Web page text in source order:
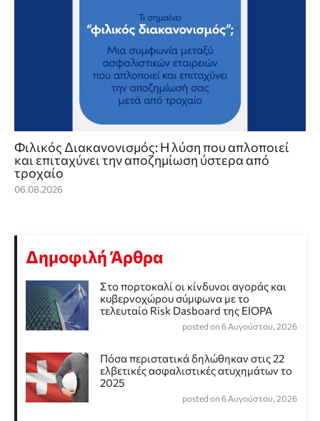
Φιλικός Διακανονισμός: Η λύση που απλοποιεί
και επιταχύνει την αποζημίωση ύστερα από
τροχαίο
06.08.2026
Δημοφιλή Άρθρα
Στο πορτοκαλί οι κίνδυνοι αγοράς και
κυβερνοχώρου σύμφωνα με το
τελευταίο Risk Dasboard της EIOPA
posted on 6 Αυγούστου, 2026
Πόσα περιστατικά δηλώθηκαν στις 22
ελβετικές ασφαλιστικές ατυχημάτων το
2025
posted on 6 Αυγούστου, 2026